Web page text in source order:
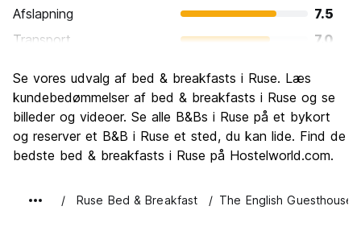
Afslapning
7.5
Transport
7.0
Kultur
9.0
Fester
7.5
Værdi for pengene
8.5
Se vores udvalg af bed & breakfasts i Ruse. Læs
kundebedømmelser af bed & breakfasts i Ruse og se
billeder og videoer. Se alle B&Bs i Ruse på et bykort
og reserver et B&B i Ruse et sted, du kan lide. Find de
bedste bed & breakfasts i Ruse på Hostelworld.com.
Ruse Bed & Breakfast The English Guesthouse